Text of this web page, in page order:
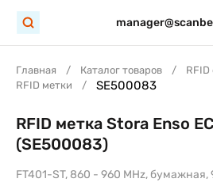
Главная Каталог товаров
RFID метки
SE500083
RFID метка Stora Enso
(SE500083)
FT401-ST, 860 - 960 MHz, бумажная,